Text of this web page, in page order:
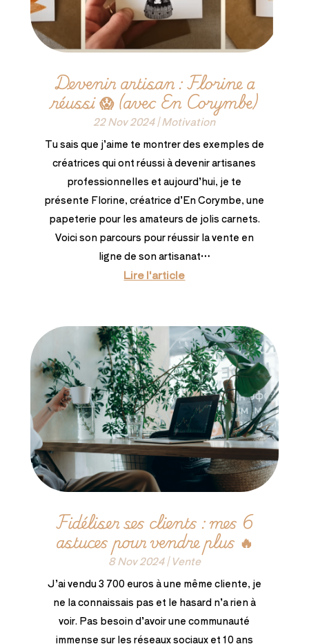
Devenir artisan : Florine a
réussi 😱 (avec En Corymbe)
22 Nov 2024|Motivation
Tu sais que j’aime te montrer des exemples de
créatrices qui ont réussi à devenir artisanes
professionnelles et aujourd’hui, je te
présente Florine, créatrice d’En Corymbe, une
papeterie pour les amateurs de jolis carnets.
Voici son parcours pour réussir la vente en
ligne de son artisanat…
Lire l'article
Fidéliser ses clients : mes 6
astuces pour vendre plus 🔥
8 Nov 2024|Vente
J’ai vendu 3 700 euros à une même cliente, je
ne la connaissais pas et le hasard n’a rien à
voir. Pas besoin d’avoir une communauté
immense sur les réseaux sociaux et 10 ans